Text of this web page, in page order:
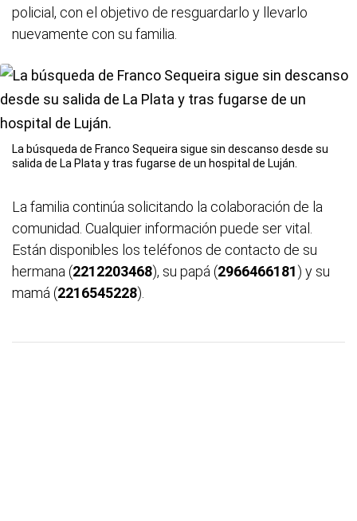
policial, con el objetivo de resguardarlo y llevarlo
nuevamente con su familia.
La búsqueda de Franco Sequeira sigue sin descanso desde su
salida de La Plata y tras fugarse de un hospital de Luján.
La familia continúa solicitando la colaboración de la
comunidad. Cualquier información puede ser vital.
Están disponibles los teléfonos de contacto de su
hermana (2212203468), su papá (2966466181) y su
mamá (2216545228).